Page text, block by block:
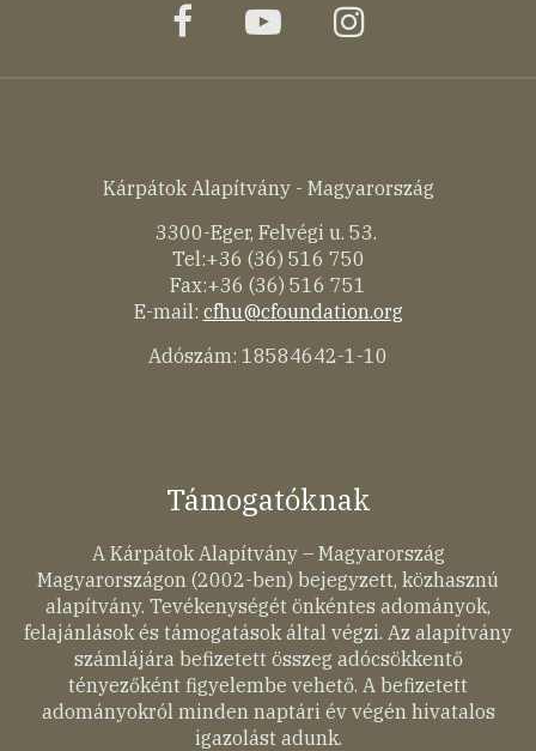
facebookyoutubeinstagram
Kárpátok Alapítvány - Magyarország
3300-Eger, Felvégi u. 53.
Tel:+36 (36) 516 750
Fax:+36 (36) 516 751
E-mail: cfhu@cfoundation.org
Adószám: 18584642-1-10
Támogatóknak
A Kárpátok Alapítvány – Magyarország
Magyarországon (2002-ben) bejegyzett, közhasznú
alapítvány. Tevékenységét önkéntes adományok,
felajánlások és támogatások által végzi. Az alapítvány
számlájára befizetett összeg adócsökkentő
tényezőként figyelembe vehető. A befizetett
adományokról minden naptári év végén hivatalos
igazolást adunk.